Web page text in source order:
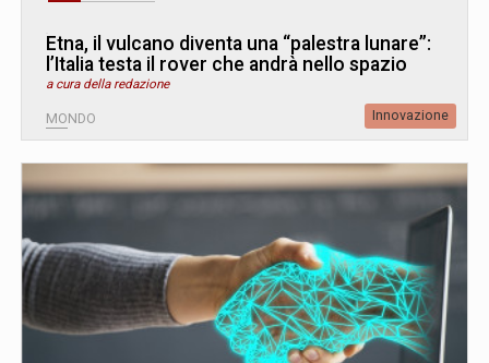
Etna, il vulcano diventa una “palestra lunare”:
l’Italia testa il rover che andrà nello spazio
a cura della redazione
MONDO Innovazione